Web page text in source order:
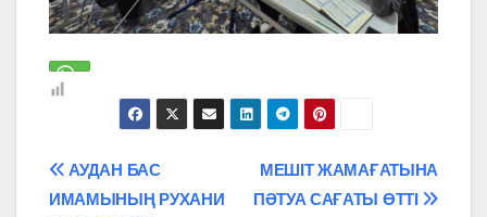
Навигация
МЕШІТ ЖАМАҒАТЫНА
ПӘТУА САҒАТЫ ӨТТІ
АУДАН БАС
ИМАМЫНЫҢ РУХАНИ